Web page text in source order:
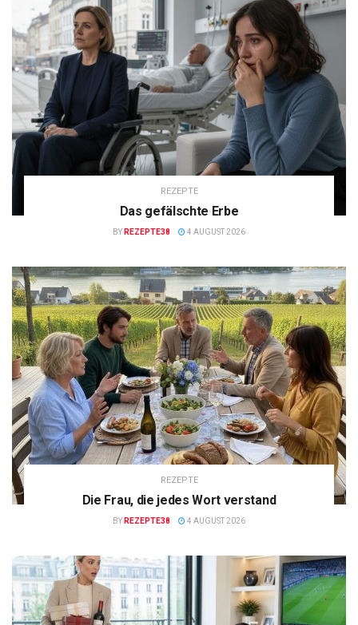
REZEPTE
Das gefälschte Erbe
BY REZEPTE38 4 AUGUST 2026
REZEPTE
Die Frau, die jedes Wort verstand
BY REZEPTE38 4 AUGUST 2026